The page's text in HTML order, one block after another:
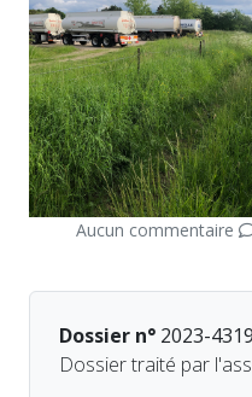
Aucun commentaire
Dossier n° 2023-
Dossier traité par